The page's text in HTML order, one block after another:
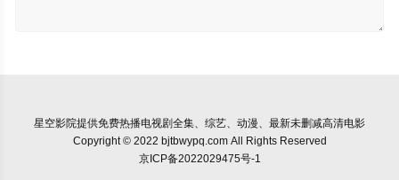
星空影院提供免费热播电视剧全集、综艺、动漫、最新未删减高清电影
Copyright © 2022 bjtbwypq.com All Rights Reserved
京ICP备2022029475号-1